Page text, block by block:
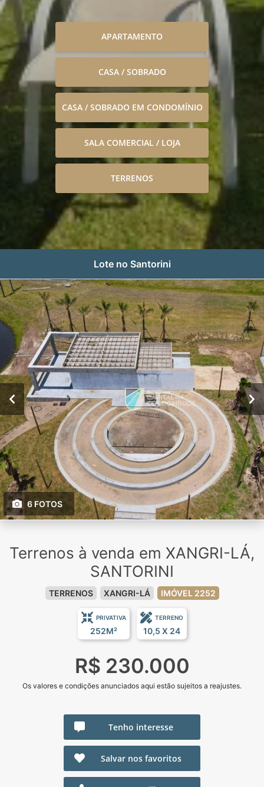
APARTAMENTO
CASA / SOBRADO
CASA / SOBRADO EM CONDOMÍNIO
SALA COMERCIAL / LOJA
TERRENOS
Lote no Santorini
6 FOTOS
Terrenos à venda em XANGRI-LÁ,
SANTORINI
TERRENOS XANGRI-LÁ IMÓVEL 2252
PRIVATIVA
252M²
TERRENO
10,5 X 24
R$ 230.000
Os valores e condições anunciados aqui estão sujeitos a reajustes.
Tenho interesse
Salvar nos favoritos